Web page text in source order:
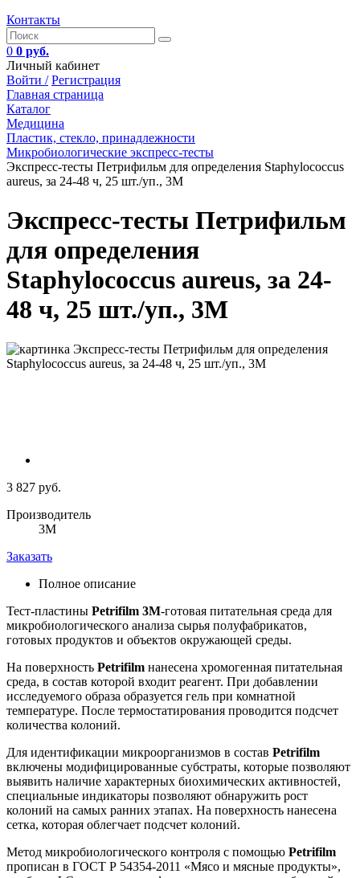
Контакты
0 0 руб.
Личный кабинет
Войти / Регистрация
Главная страница
Каталог
Медицина
Пластик, стекло, принадлежности
Микробиологические экспресс-тесты
Экспресс-тесты Петрифильм для определения Staphylococcus
aureus, за 24-48 ч, 25 шт./уп., 3M
Экспресс-тесты Петрифильм
для определения
Staphylococcus aureus, за 24-
48 ч, 25 шт./уп., 3M
3 827 руб.
Производитель
3M
Заказать
Полное описание
Тест-пластины Petrifilm 3M-готовая питательная среда для
микробиологического анализа сырья полуфабрикатов,
готовых продуктов и объектов окружающей среды.
На поверхность Petrifilm нанесена хромогенная питательная
среда, в состав которой входит реагент. При добавлении
исследуемого образа образуется гель при комнатной
температуре. После термостатирования проводится подсчет
количества колоний.
Для идентификации микроорганизмов в состав Petrifilm
включены модифицированные субстраты, которые позволяют
выявить наличие характерных биохимических активностей,
специальные индикаторы позволяют обнаружить рост
колоний на самых ранних этапах. На поверхность нанесена
сетка, которая облегчает подсчет колоний.
Метод микробиологического контроля с помощью Petrifilm
прописан в ГОСТ Р 54354-2011 «Мясо и мясные продукты»,